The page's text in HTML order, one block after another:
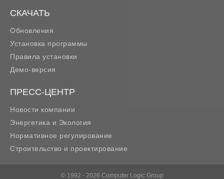
СКАЧАТЬ
Обновления
Установка программы
Правила установки
Демо-версия
ПРЕСС-ЦЕНТР
Новости компании
Энергетика и Экология
Нормативное регулирование
Строительство и проектирование
© 1992 - 2026 Computer Logic Group